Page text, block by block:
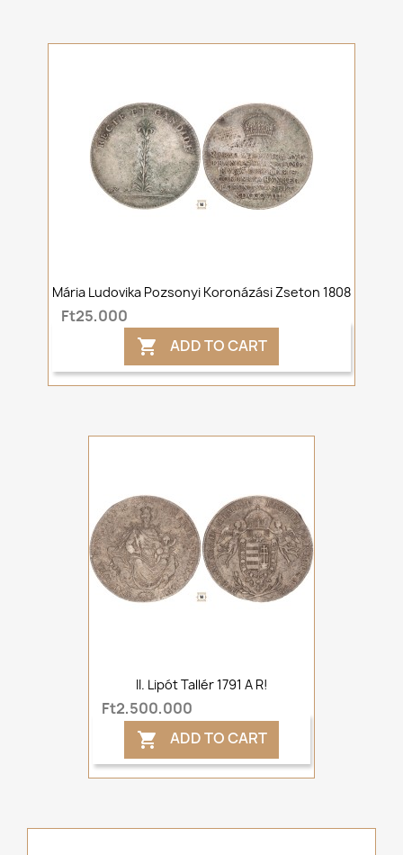
Mária Ludovika Pozsonyi Koronázási Zseton 1808
Ft25,000
 ADD TO CART
II. Lipót Tallér 1791 A R!
Ft2,500,000
 ADD TO CART